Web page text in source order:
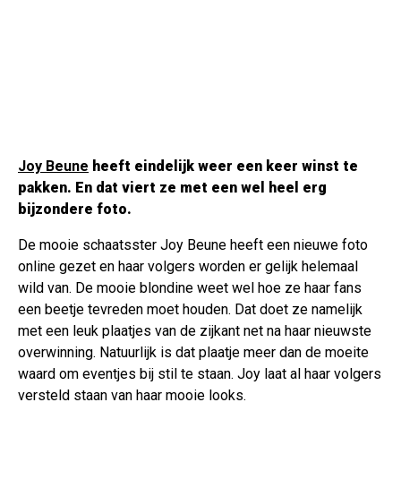
Joy Beune heeft eindelijk weer een keer winst te
pakken. En dat viert ze met een wel heel erg
bijzondere foto.
De mooie schaatsster Joy Beune heeft een nieuwe foto
online gezet en haar volgers worden er gelijk helemaal
wild van. De mooie blondine weet wel hoe ze haar fans
een beetje tevreden moet houden. Dat doet ze namelijk
met een leuk plaatjes van de zijkant net na haar nieuwste
overwinning. Natuurlijk is dat plaatje meer dan de moeite
waard om eventjes bij stil te staan. Joy laat al haar volgers
versteld staan van haar mooie looks.